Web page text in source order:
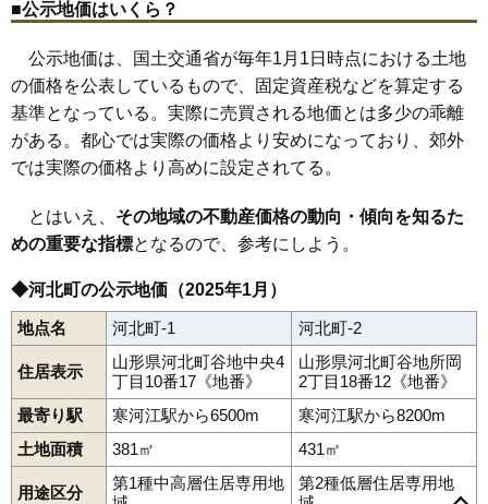
■公示地価はいくら？
公示地価は、国土交通省が毎年1月1日時点における土地
の価格を公表しているもので、固定資産税などを算定する
基準となっている。実際に売買される地価とは多少の乖離
がある。都心では実際の価格より安めになっており、郊外
では実際の価格より高めに設定されてる。
とはいえ、 その地域の不動産価格の動向・傾向を知るた
めの重要な指標となるので、参考にしよう。
◆河北町の公示地価（2025年1月）
地点名 河北町-1 河北町-2
住居表示
山形県河北町谷地中央4
丁目10番17《地番》
山形県河北町谷地所岡
2丁目18番12《地番》
最寄り駅
寒河江駅から6500m
寒河江駅から8200m
土地面積
381㎡ 431㎡
用途区分
第1種中高層住居専用地
第2種低層住居専用地